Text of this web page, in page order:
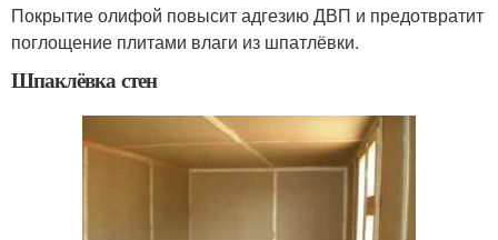
Покрытие олифой повысит адгезию ДВП и предотвратит
поглощение плитами влаги из шпатлёвки.
Шпаклёвка стен